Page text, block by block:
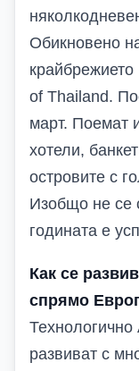
Обикновено
of Thailand.
март. Поемат
хотели,
островите с
Изобщо не се
годината е
Как се
спрямо
Технологично
развиват с